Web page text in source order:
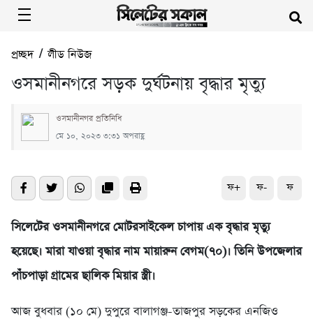
প্রচ্ছদ/লীড নিউজ
ওসমানীনগরে সড়ক দুর্ঘটনায় বৃদ্ধার মৃত্যু
ওসমানীনগর প্রতিনিধি
মে ১০, ২০২৩ ৩:৩১ অপরাহ্ণ
ফ+ ফ- ফ
সিলেটের ওসমানীনগরে মোটরসাইকেল চাপায় এক বৃদ্ধার মৃত্যু
হয়েছে। মারা যাওয়া বৃদ্ধার নাম মায়ারুন বেগম(৭০)। তিনি উপজেলার
পাঁচপাড়া গ্রামের ছালিক মিয়ার স্ত্রী।
আজ বুধবার (১০ মে) দুপুরে বালাগঞ্জ-তাজপুর সড়কের এনজিও